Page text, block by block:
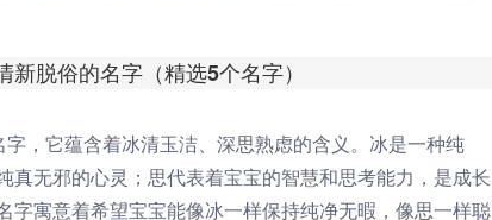
脱俗的名字（精选5个名字）
字，它蕴含着冰清玉洁、深思熟虑的含义。冰是一种纯
真无邪的心灵；思代表着宝宝的智慧和思考能力，是成长
字寓意着希望宝宝能像冰一样保持纯净无暇，像思一样聪